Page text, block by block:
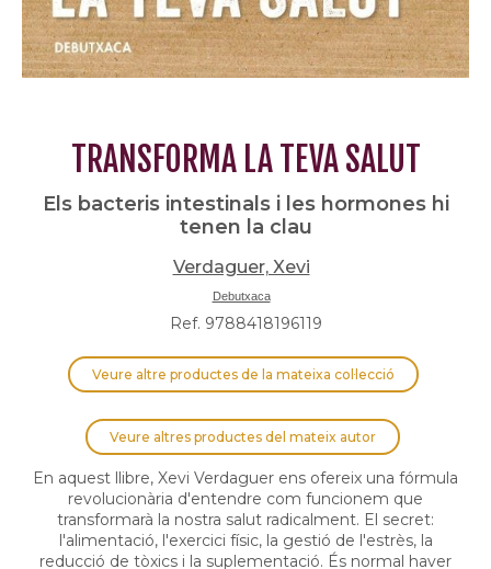
TRANSFORMA LA TEVA SALUT
Els bacteris intestinals i les hormones hi
tenen la clau
Verdaguer, Xevi
Debutxaca
Ref. 9788418196119
Veure altre productes de la mateixa col·lecció
Veure altres productes del mateix autor
En aquest llibre, Xevi Verdaguer ens ofereix una fórmula
revolucionària d'entendre com funcionem que
transformarà la nostra salut radicalment. El secret:
l'alimentació, l'exercici físic, la gestió de l'estrès, la
reducció de tòxics i la suplementació. És normal haver